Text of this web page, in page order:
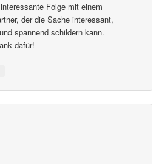
Folge mit einem
der die Sache interessant,
spannend schildern kann.
dafür!